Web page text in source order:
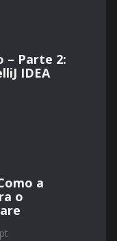
– Parte 2:
IDEA
a
o